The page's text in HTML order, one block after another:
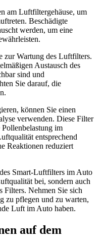
am Luftfiltergehäuse, um
Beschädigte
werden, um eine
zur Wartung des Luftfilters.
Austausch des
sind und
Sie darauf, die
können Sie einen
verwenden. Diese Filter
Pollenbelastung im
entsprechend
Reaktionen reduziert
Smart-Luftfilters im Auto
bei, sondern auch
Filters. Nehmen Sie sich
zu pflegen und zu warten,
Luft im Auto haben.
auf dem